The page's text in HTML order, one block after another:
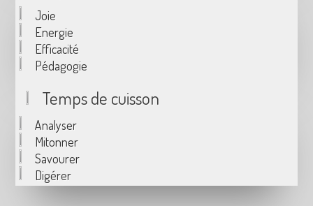
Joie
Energie
Efficacité
Pédagogie
Temps de cuisson
Analyser
Mitonner
Savourer
Digérer